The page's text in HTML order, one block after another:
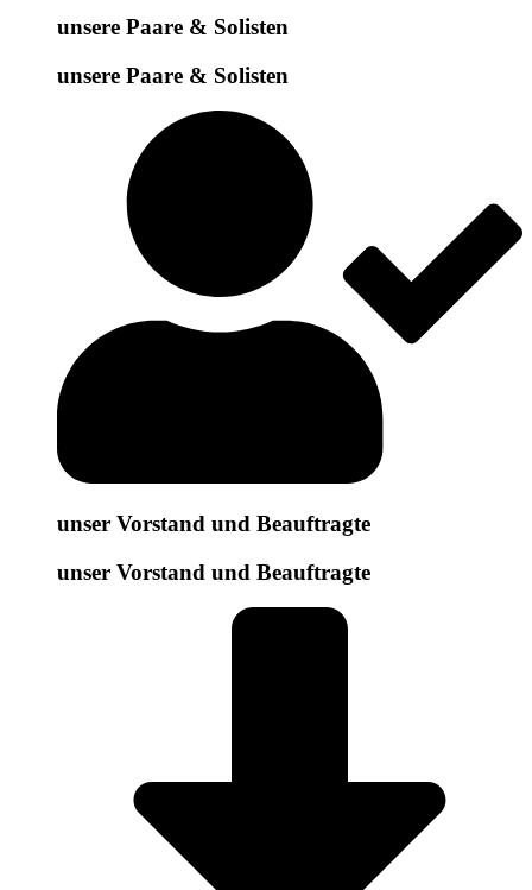
unsere Paare & Solisten
unsere Paare & Solisten
unser Vorstand und Beauftragte
unser Vorstand und Beauftragte